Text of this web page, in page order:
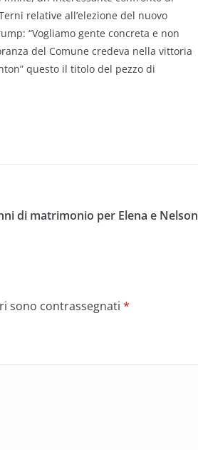
relative all’elezione del nuovo
“Vogliamo gente concreta e non
del Comune credeva nella vittoria
questo il titolo del pezzo di
di matrimonio per Elena e Nelson
sono contrassegnati *